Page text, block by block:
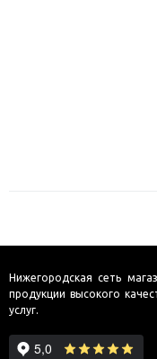
Нижегородская сеть
продукции высокого
услуг.